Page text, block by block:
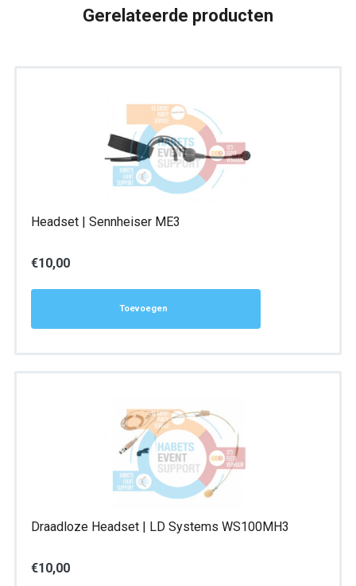
Gerelateerde producten
Headset | Sennheiser ME3
€10,00
Toevoegen
Draadloze Headset | LD Systems WS100MH3
€10,00